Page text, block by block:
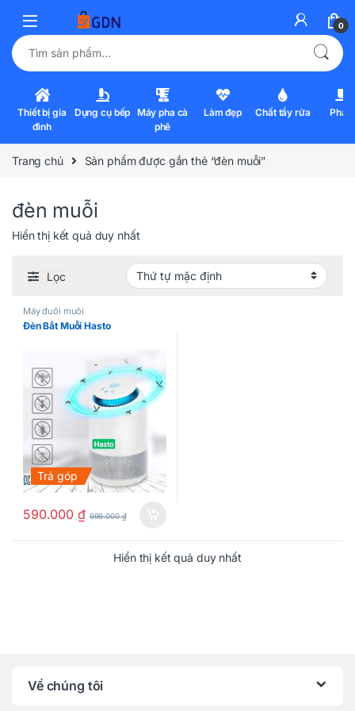
0
Tìm kiếm:
Thiết bị gia
đình
Dụng cụ bếp Máy pha cà
phê
Làm đẹp Chất tẩy rửa Pha
Trang chủ Sản phẩm được gắn thẻ “đèn muỗi”
đèn muỗi
Hiển thị kết quả duy nhất
Lọc
Máy đuổi muỗi
Đèn Bắt Muỗi Hasto
Trả góp
590.000 ₫ 999.000₫
Hiển thị kết quả duy nhất
Về chúng tôi